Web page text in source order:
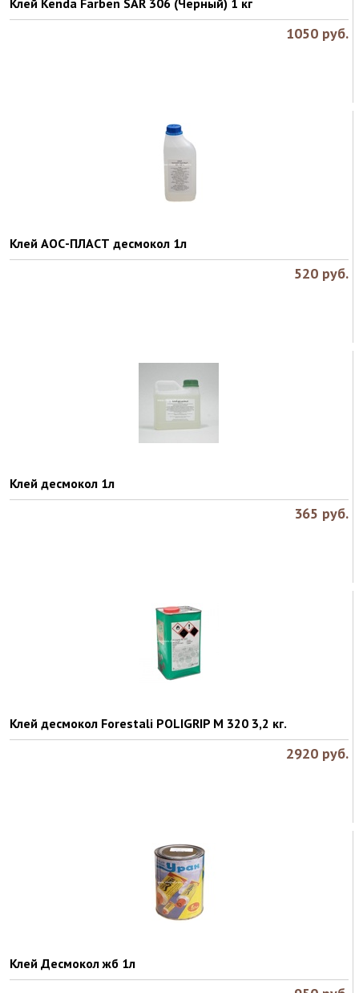
1050 руб.
Клей АОС-ПЛАСТ десмокол 1л
520 руб.
Клей десмокол 1л
365 руб.
Клей десмокол Forestali POLIGRIP M 320 3,2 кг.
2920 руб.
Клей Десмокол жб 1л